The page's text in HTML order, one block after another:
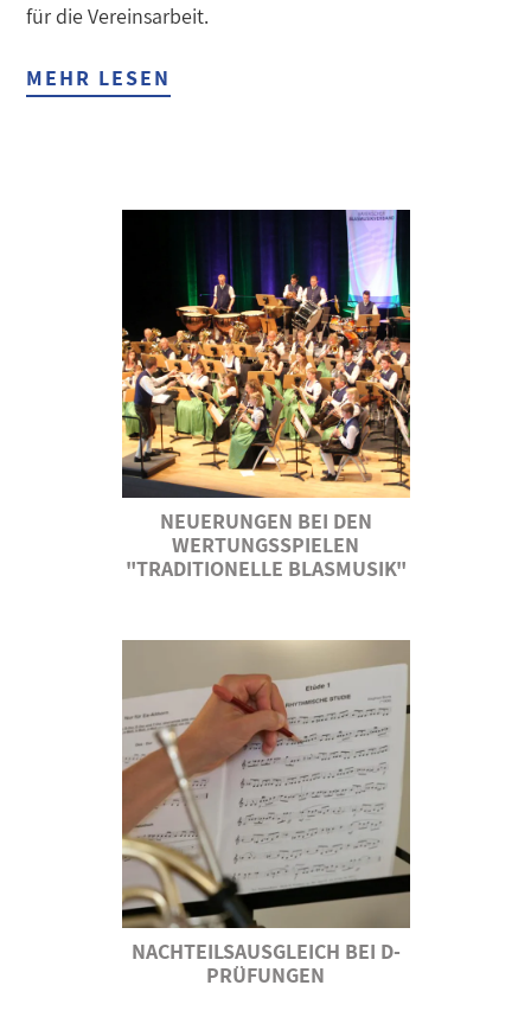
für die Vereinsarbeit.
MEHR LESEN
NEUERUNGEN BEI DEN
WERTUNGSSPIELEN
"TRADITIONELLE BLASMUSIK"
NACHTEILSAUSGLEICH BEI D-
PRÜFUNGEN